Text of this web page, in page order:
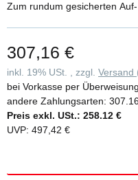
Zum rundum gesicherten
307,16 €
inkl. 19% USt. , zzgl. Versand
bei Vorkasse per
andere Zahlungsarten:
Preis exkl. USt.: 258.12 €
UVP: 497,42 €